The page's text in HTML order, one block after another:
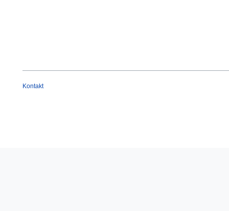
Kontakt